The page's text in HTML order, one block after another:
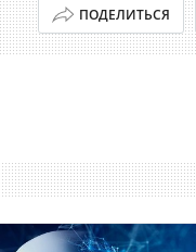
ПОДЕЛИТЬСЯ